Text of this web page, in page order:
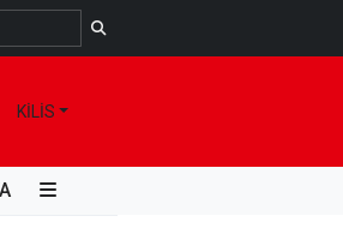
Bir Çözüm
KILIS